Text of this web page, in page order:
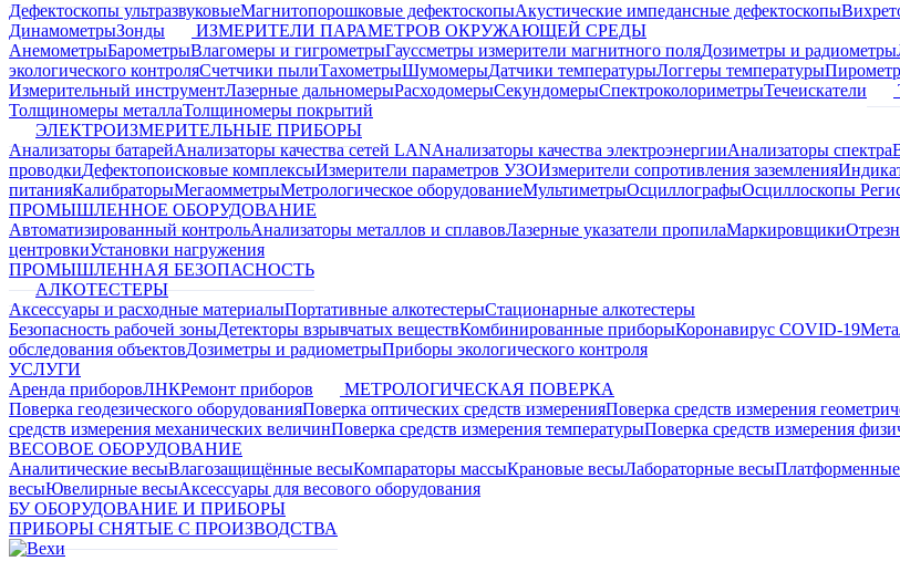
Дефектоскопы ультразвуковыеМагнитопорошковые дефектоскопыАкустические импедансные дефектоскопы
ДинамометрыЗонды
ИЗМЕРИТЕЛИ ПАРАМЕТРОВ ОКРУЖАЮЩЕЙ СРЕДЫ
АнемометрыБарометрыВлагомеры и гигрометрыГауссметры измерители магнитного поляДозиметры и радиометры
экологического контроляСчетчики пылиТахометрыШумомерыДатчики температурыЛоггеры температуры
Измерительный инструментЛазерные дальномерыРасходомерыСекундомерыСпектроколориметрыТечеискатели
Толщиномеры металлаТолщиномеры покрытий
ЭЛЕКТРОИЗМЕРИТЕЛЬНЫЕ ПРИБОРЫ
Анализаторы батарейАнализаторы качества сетей LANАнализаторы качества электроэнергииАнализаторы спектра
проводкиДефектопоисковые комплексыИзмерители параметров УЗОИзмерители сопротивления заземления
питанияКалибраторыМегаомметрыМетрологическое оборудованиеМультиметрыОсциллографыОсциллоскопы
ПРОМЫШЛЕННОЕ ОБОРУДОВАНИЕ
Автоматизированный контрольАнализаторы металлов и сплавовЛазерные указатели пропилаМаркировщики
центровкиУстановки нагружения
ПРОМЫШЛЕННАЯ БЕЗОПАСНОСТЬ
АЛКОТЕСТЕРЫ
Аксессуары и расходные материалыПортативные алкотестерыСтационарные алкотестеры
Безопасность рабочей зоныДетекторы взрывчатых веществКомбинированные приборыКоронавирус COVID-19
обследования объектовДозиметры и радиометрыПриборы экологического контроля
УСЛУГИ
Аренда приборовЛНКРемонт приборов
МЕТРОЛОГИЧЕСКАЯ ПОВЕРКА
Поверка геодезического оборудованияПоверка оптических средств измеренияПоверка средств измерения
средств измерения механических величинПоверка средств измерения температурыПоверка средств измерения
ВЕСОВОЕ ОБОРУДОВАНИЕ
Аналитические весыВлагозащищённые весыКомпараторы массыКрановые весыЛабораторные весы
весыЮвелирные весыАксессуары для весового оборудования
БУ ОБОРУДОВАНИЕ И ПРИБОРЫ
ПРИБОРЫ СНЯТЫЕ С ПРОИЗВОДСТВА